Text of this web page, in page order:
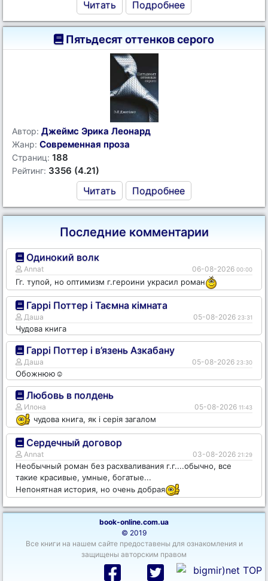
Читать Подробнее
Пятьдесят оттенков серого
Автор: Джеймс Эрика Леонард
Жанр: Современная проза
Страниц: 188
Рейтинг: 3356 (4.21)
Читать Подробнее
Последние комментарии
Одинокий волк
Annat 06-08-2026 00:00
Гг. тупой, но оптимизм г.героини украсил роман
Гаррі Поттер і Таємна кімната
Даша 05-08-2026 23:31
Чудова книга
Гаррі Поттер і в’язень Азкабану
Даша 05-08-2026 23:30
Обожнюю☺️
Любовь в полдень
Илона 05-08-2026 11:43
чудова книга, як і серія загалом
Сердечный договор
Annat 03-08-2026 21:29
Необычный роман без расхваливания г.г....обычно, все
такие красивые, умные, богатые...
Непонятная история, но очень добрая
book-online.com.ua
© 2019
Все книги на нашем сайте предоставены для ознакомления и
защищены авторским правом